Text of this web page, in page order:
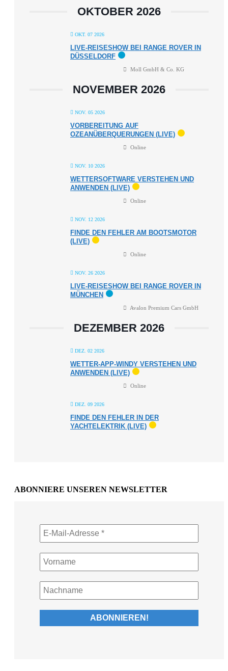
OKTOBER 2026
OKT. 07 2026
LIVE-REISESHOW BEI RANGE ROVER IN
DÜSSELDORF
Moll GmbH & Co. KG
NOVEMBER 2026
NOV. 05 2026
VORBEREITUNG AUF
OZEANÜBERQUERUNGEN (LIVE)
Online
NOV. 10 2026
WETTERSOFTWARE VERSTEHEN UND
ANWENDEN (LIVE)
Online
NOV. 12 2026
FINDE DEN FEHLER AM BOOTSMOTOR
(LIVE)
Online
NOV. 26 2026
LIVE-REISESHOW BEI RANGE ROVER IN
MÜNCHEN
Avalon Premium Cars GmbH
DEZEMBER 2026
DEZ. 02 2026
WETTER-APP-WINDY VERSTEHEN UND
ANWENDEN (LIVE)
Online
DEZ. 09 2026
FINDE DEN FEHLER IN DER
YACHTELEKTRIK (LIVE)
ABONNIERE UNSEREN NEWSLETTER